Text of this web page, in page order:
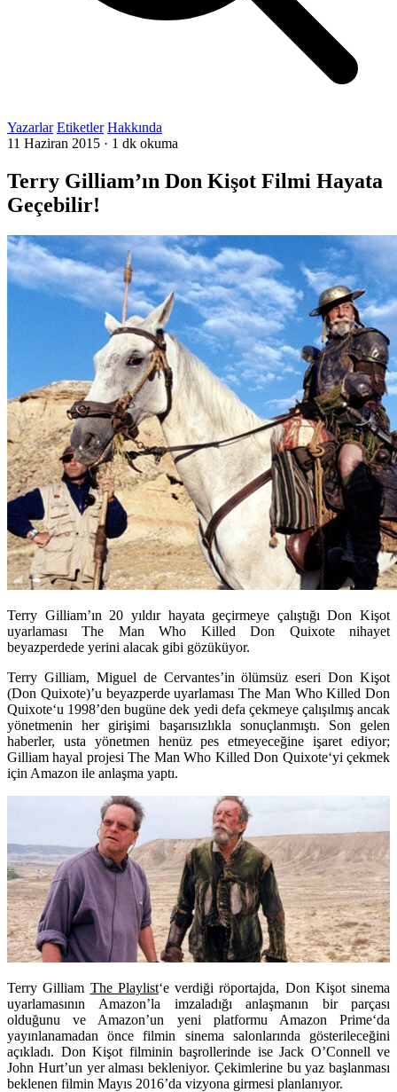
Yazarlar Etiketler Hakkında
11 Haziran 2015 · 1 dk okuma
Terry Gilliam’ın Don Kişot Filmi Hayata
Geçebilir!
Terry Gilliam’ın 20 yıldır hayata geçirmeye çalıştığı Don Kişot
uyarlaması The Man Who Killed Don Quixote nihayet
beyazperdede yerini alacak gibi gözüküyor.
Terry Gilliam, Miguel de Cervantes’in ölümsüz eseri Don Kişot
(Don Quixote)’u beyazperde uyarlaması The Man Who Killed Don
Quixote‘u 1998’den bugüne dek yedi defa çekmeye çalışılmış ancak
yönetmenin her girişimi başarısızlıkla sonuçlanmıştı. Son gelen
haberler, usta yönetmen henüz pes etmeyeceğine işaret ediyor;
Gilliam hayal projesiThe Man Who Killed Don Quixote‘yi çekmek
için Amazon ile anlaşma yaptı.
Terry Gilliam The Playlist‘e verdiği röportajda, Don Kişot sinema
uyarlamasının Amazon’la imzaladığı anlaşmanın bir parçası
olduğunu ve Amazon’un yeni platformu Amazon Prime‘da
yayınlanamadan önce filmin sinema salonlarında gösterileceğini
açıkladı. Don Kişot filminin başrollerinde ise Jack O’Connell ve
John Hurt’un yer alması bekleniyor. Çekimlerine bu yaz başlanması
beklenen filmin Mayıs 2016’da vizyona girmesi planlanıyor.